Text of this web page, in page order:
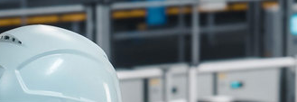
RICHIEDI LA REVISIONE DEL SISTEMA DI TRASPORTO